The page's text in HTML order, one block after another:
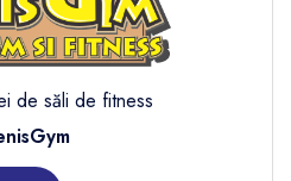
de săli de fitness